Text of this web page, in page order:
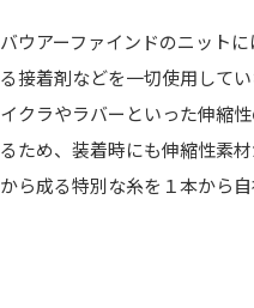
バウアーファインドのニット
る接着剤などを一切使用して
イクラやラバーといった伸縮
るため、装着時にも伸縮性素
から成る特別な糸を１本から